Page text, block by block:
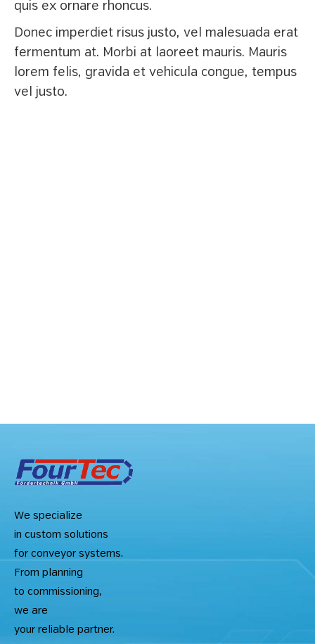
quis ex ornare rhoncus.
Donec imperdiet risus justo, vel malesuada erat
fermentum at. Morbi at laoreet mauris. Mauris
lorem felis, gravida et vehicula congue, tempus
vel justo.
We specialize
in custom solutions
for conveyor systems.
From planning
to commissioning,
we are
your reliable partner.